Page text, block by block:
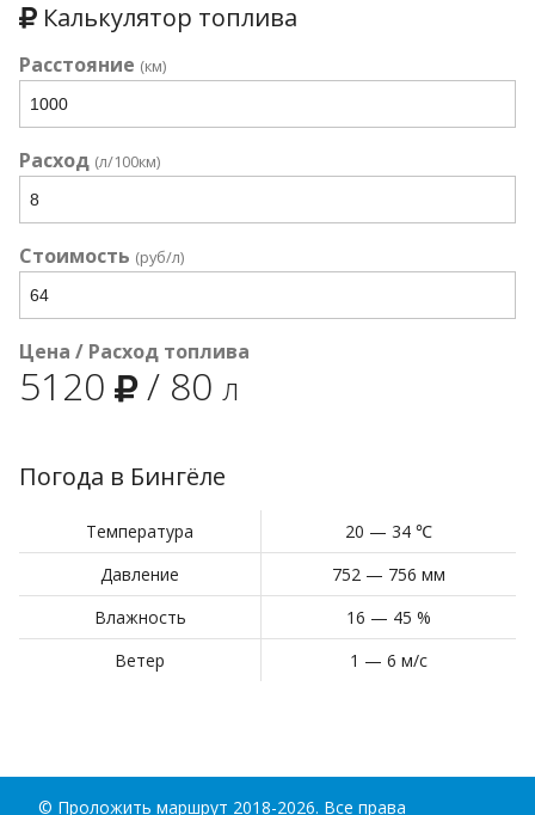
Калькулятор топлива
Расстояние (км)
Расход (л/100км)
Стоимость (руб/л)
Цена / Расход топлива
5120 / 80 л
Погода в Бингёле
Температура
20 — 34 ℃
Давление
752 — 756 мм
Влажность
16 — 45 %
Ветер
1 — 6 м/с
© Проложить маршрут 2018-2026. Все права